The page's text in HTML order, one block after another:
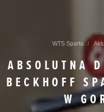
WTS Sparta
ABSOLUTNA
BECKHOFF
W